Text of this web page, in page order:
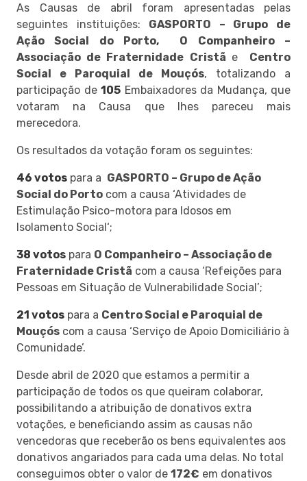
As Causas de abril foram apresentadas pelas
seguintes instituições: GASPORTO – Grupo de
Ação Social do Porto,
O Companheiro –
Associação de Fraternidade Cristã e
Centro
Social e Paroquial de Mouçós, totalizando a
participação de 105 Embaixadores da Mudança, que
votaram na Causa que lhes pareceu mais
merecedora.
Os resultados da votação foram os seguintes:
46 votos para a GASPORTO – Grupo de Ação
Social do Porto com a causa ‘Atividades de
Estimulação Psico-motora para Idosos em
Isolamento Social‘;
38 votos para O Companheiro – Associação de
Fraternidade Cristã com a causa ‘Refeições para
Pessoas em Situação de Vulnerabilidade Social’;
21 votos para a Centro Social e Paroquial de
Mouçós com a causa ‘Serviço de Apoio Domiciliário à
Comunidade’.
Desde abril de 2020 que estamos a permitir a
participação de todos os que queiram colaborar,
possibilitando a atribuição de donativos extra
votações, e beneficiando assim as causas não
vencedoras que receberão os bens equivalentes aos
donativos angariados para cada uma delas. No total
conseguimos obter o valor de 172€ em donativos